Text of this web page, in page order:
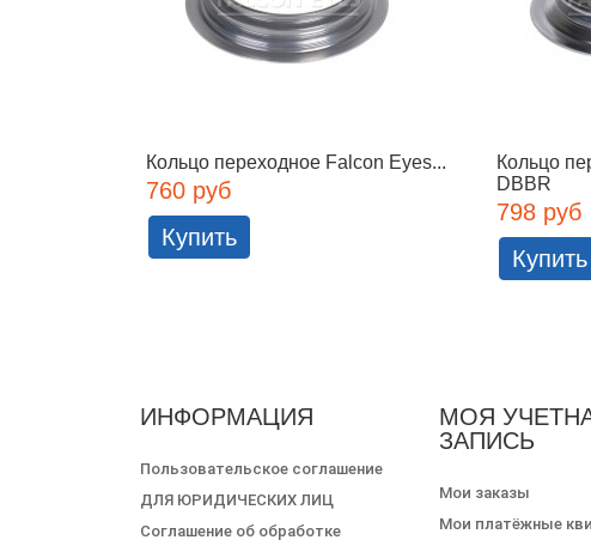
Кольцо переходное Falcon Eyes...
760 руб
Купить
Кольцо
DBBR
798 руб
Купить
ИНФОРМАЦИЯ
Пользовательское соглашение
ДЛЯ ЮРИДИЧЕСКИХ ЛИЦ
Соглашение об обработке
МОЯ
ЗАПИСЬ
Мои заказы
Мои платёжные